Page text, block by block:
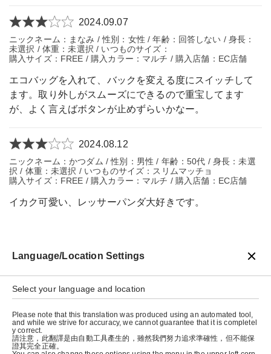
2024.09.07
ニックネーム：まなみ / 性別：女性 / 年齢：回答しない / 身長：
未選択 / 体重：未選択 / いつものサイズ：
購入サイズ：FREE / 購入カラー：マルチ / 購入店舗：EC店舗
エコバッグを入れて、バックを変える度にスイッチして
ます。取り外しがスムーズにできるので重宝してます
が、よく言えばボタンが止めずらいかなー。
2024.08.12
ニックネーム：かつダム / 性別：男性 / 年齢：50代 / 身長：未選
択 / 体重：未選択 / いつものサイズ：スリムマッチョ
購入サイズ：FREE / 購入カラー：マルチ / 購入店舗：EC店舗
イカク可愛い、レッサーパンダ大好きです。
Language/Location Settings
Select your language and location
Please note that this translation was produced using an automated tool,
and while we strive for accuracy, we cannot guarantee that it is completel
y correct.
請注意，此翻譯是由自動工具產生的，雖然我們努力追求準確性，但不能保
證其完全正確。